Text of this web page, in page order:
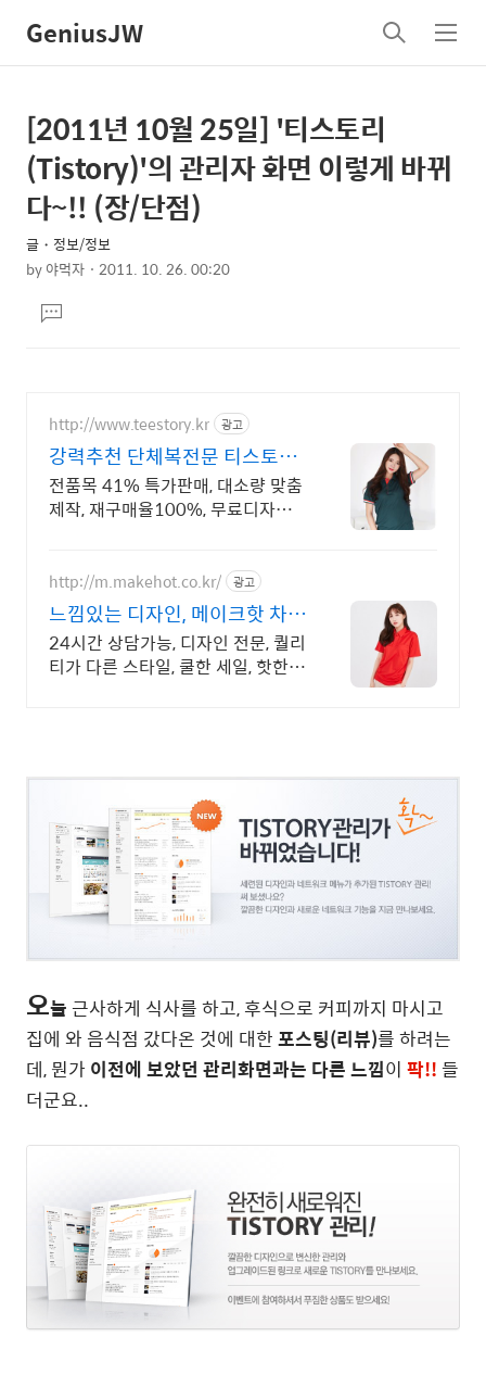
GeniusJW
검
색
메
뉴
상
세
컨
텐
츠
본
문
제
목
[2011년 10월 25일] '티스토리
(Tistory)'의 관리자 화면 이렇게 바뀌
다~!! (장/단점)
글・정보/정보
by야먹자 2011. 10. 26. 00:20
문댓
글
http://www.teestory.kr 광고
강력추천 단체복전문 티스토리
전품목 41% 특가세일
전품목 41% 특가판매, 대소량 맞춤
제작, 재구매율100%, 무료디자인,
http://m.makehot.co.kr/ 광고
느낌있는 디자인, 메이크핫 차별
화되고 세련된 디자인!
24시간 상담가능, 디자인 전문, 퀄리
티가 다른 스타일, 쿨한 세일, 핫한
오늘근사하게 식사를 하고, 후식으로 커피까지 마시고
집에 와 음식점 갔다온 것에 대한포스팅(리뷰)를 하려는
데, 뭔가 이전에 보았던 관리화면과는 다른 느낌이 팍!! 들
더군요..